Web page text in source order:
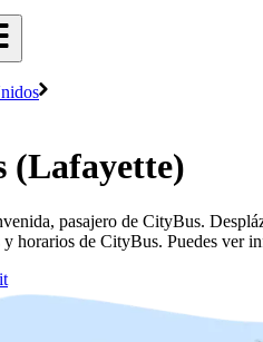
(Lafayette)
pasajero de CityBus.
horarios de CityBus. Puedes ver